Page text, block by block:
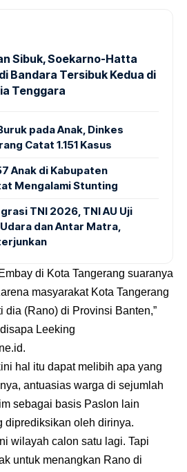
Sibuk, Soekarno-Hatta
Bandara Tersibuk Kedua di
Tenggara
pada Anak, Dinkes
Catat 1.151 Kasus
Anak di Kabupaten
Mengalami Stunting
TNI 2026, TNI AU Uji
dan Antar Matra,
di Kota Tangerang suaranya
masyarakat Kota Tangerang
dia (Rano) di Provinsi Banten,”
Leeking
.
hal itu dapat melibih apa yang
antuasias warga di sejumlah
sebagai basis Paslon lain
diprediksikan oleh dirinya.
wilayah calon satu lagi. Tapi
untuk menangkan Rano di